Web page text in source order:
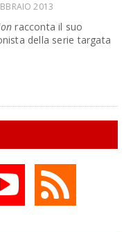
2013
racconta il suo
della serie targata